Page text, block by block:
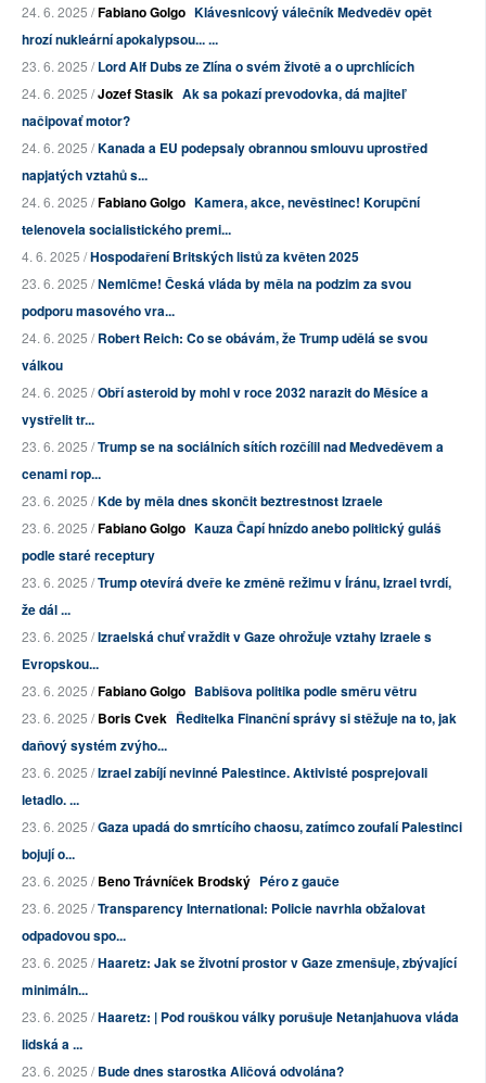
24. 6. 2025 /Fabiano Golgo Klávesnicový válečník Medveděv opět
hrozí nukleární apokalypsou... ...
23. 6. 2025 /Lord Alf Dubs ze Zlína o svém životě a o uprchlících
24. 6. 2025 /Jozef Stasik Ak sa pokazí prevodovka, dá majiteľ
načipovať motor?
24. 6. 2025 /Kanada a EU podepsaly obrannou smlouvu uprostřed
napjatých vztahů s...
24. 6. 2025 /Fabiano Golgo Kamera, akce, nevěstinec! Korupční
telenovela socialistického premi...
4. 6. 2025 /Hospodaření Britských listů za květen 2025
23. 6. 2025 /Nemlčme! Česká vláda by měla na podzim za svou
podporu masového vra...
24. 6. 2025 /Robert Reich: Co se obávám, že Trump udělá se svou
válkou
24. 6. 2025 /Obří asteroid by mohl v roce 2032 narazit do Měsíce a
vystřelit tr...
23. 6. 2025 /Trump se na sociálních sítích rozčílil nad Medveděvem a
cenami rop...
23. 6. 2025 /Kde by měla dnes skončit beztrestnost Izraele
23. 6. 2025 /Fabiano Golgo Kauza Čapí hnízdo anebo politický guláš
podle staré receptury
23. 6. 2025 /Trump otevírá dveře ke změně režimu v Íránu, Izrael tvrdí,
že dál ...
23. 6. 2025 /Izraelská chuť vraždit v Gaze ohrožuje vztahy Izraele s
Evropskou...
23. 6. 2025 /Fabiano Golgo Babišova politika podle směru větru
23. 6. 2025 /Boris Cvek Ředitelka Finanční správy si stěžuje na to, jak
daňový systém zvýho...
23. 6. 2025 /Izrael zabíjí nevinné Palestince. Aktivisté posprejovali
letadlo. ...
23. 6. 2025 /Gaza upadá do smrtícího chaosu, zatímco zoufalí Palestinci
bojují o...
23. 6. 2025 /Beno Trávníček Brodský Péro z gauče
23. 6. 2025 /Transparency International: Policie navrhla obžalovat
odpadovou spo...
23. 6. 2025 /Haaretz: Jak se životní prostor v Gaze zmenšuje, zbývající
minimáln...
23. 6. 2025 /Haaretz: | Pod rouškou války porušuje Netanjahuova vláda
lidská a ...
23. 6. 2025 /Bude dnes starostka Aličová odvolána?